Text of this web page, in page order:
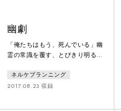
幽劇
「俺たちはもう、死んでいる」幽
霊の常識を覆す、とびきり明るく
あの世とこの世の両方で大暴れす
る！そして、それぞれの「後悔」
ネルケプランニング
2017.08.23 収録